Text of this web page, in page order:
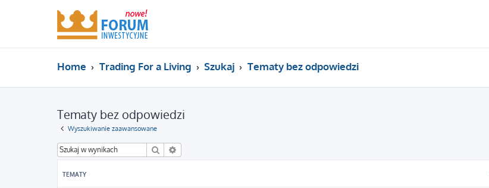
Home Trading For a Living Szukaj Tematy bez odpowiedzi
Tematy bez odpowiedzi
Wyszukiwanie zaawansowane
Szukaj
TEMATY